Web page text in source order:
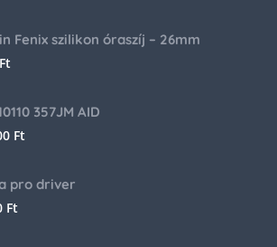
Fenix szilikon óraszíj – 26mm
Ft
357JM AID
Ft
pro driver
Ft